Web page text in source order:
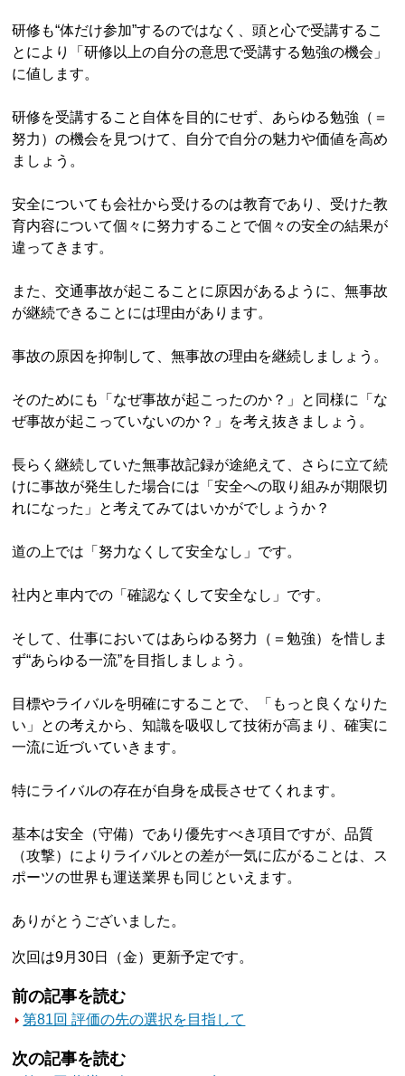
研修も“体だけ参加”するのではなく、頭と心で受講するこ
とにより「研修以上の自分の意思で受講する勉強の機会」
に値します。
研修を受講すること自体を目的にせず、あらゆる勉強（＝
努力）の機会を見つけて、自分で自分の魅力や価値を高め
ましょう。
安全についても会社から受けるのは教育であり、受けた教
育内容について個々に努力することで個々の安全の結果が
違ってきます。
また、交通事故が起こることに原因があるように、無事故
が継続できることには理由があります。
事故の原因を抑制して、無事故の理由を継続しましょう。
そのためにも「なぜ事故が起こったのか？」と同様に「な
ぜ事故が起こっていないのか？」を考え抜きましょう。
長らく継続していた無事故記録が途絶えて、さらに立て続
けに事故が発生した場合には「安全への取り組みが期限切
れになった」と考えてみてはいかがでしょうか？
道の上では「努力なくして安全なし」です。
社内と車内での「確認なくして安全なし」です。
そして、仕事においてはあらゆる努力（＝勉強）を惜しま
ず“あらゆる一流”を目指しましょう。
目標やライバルを明確にすることで、「もっと良くなりた
い」との考えから、知識を吸収して技術が高まり、確実に
一流に近づいていきます。
特にライバルの存在が自身を成長させてくれます。
基本は安全（守備）であり優先すべき項目ですが、品質
（攻撃）によりライバルとの差が一気に広がることは、ス
ポーツの世界も運送業界も同じといえます。
ありがとうございました。
次回は9月30日（金）更新予定です。
前の記事を読む
第81回 評価の先の選択を目指して
次の記事を読む